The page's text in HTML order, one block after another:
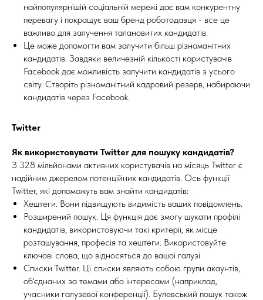
найпопулярнішій соціальній мережі дає вам конкурентну
перевагу і покращує ваш бренд роботодавця - все це
важливо для залучення талановитих кандидатів.
Це може допомогти вам залучити більш різноманітних
кандидатів. Завдяки величезній кількості користувачів
Facebook дає можливість залучити кандидатів з усього
світу. Створіть різноманітний кадровий резерв, набираючи
кандидатів через Facebook.
Twitter
Як використовувати Twitter для пошуку кандидатів?
З 328 мільйонами активних користувачів на місяць Twitter є
надійним джерелом потенційних кандидатів. Ось функції
Twitter, які допоможуть вам знайти кандидатів:
Хештеги. Вони підвищують видимість ваших повідомлень.
Розширений пошук. Ця функція дає змогу шукати профілі
кандидатів, використовуючи такі критерії, як місце
розташування, професія та хештеги. Використовуйте
ключові слова, що відносяться до вашої галузі.
Списки Twitter. Ці списки являють собою групи акаунтів,
об'єднаних за темами або інтересами (наприклад,
учасники галузевої конференції). Булевський пошук також